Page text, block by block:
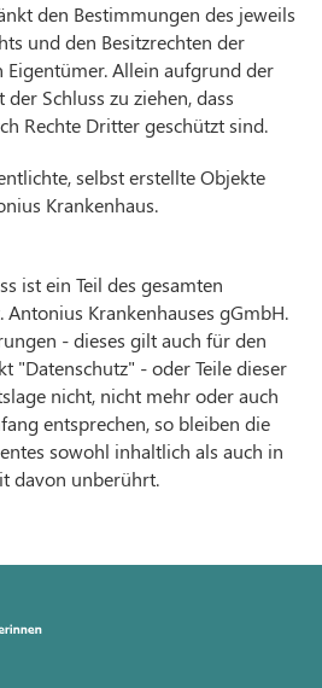
den Bestimmungen des jeweils
und den Besitzrechten der
Allein aufgrund der
Schluss zu ziehen, dass
Rechte Dritter geschützt sind.
selbst erstellte Objekte
Krankenhaus.
ist ein Teil des gesamten
Antonius Krankenhauses gGmbH.
- dieses gilt auch für den
"Datenschutz" - oder Teile dieser
nicht, nicht mehr oder auch
entsprechen, so bleiben die
sowohl inhaltlich als auch in
davon unberührt.